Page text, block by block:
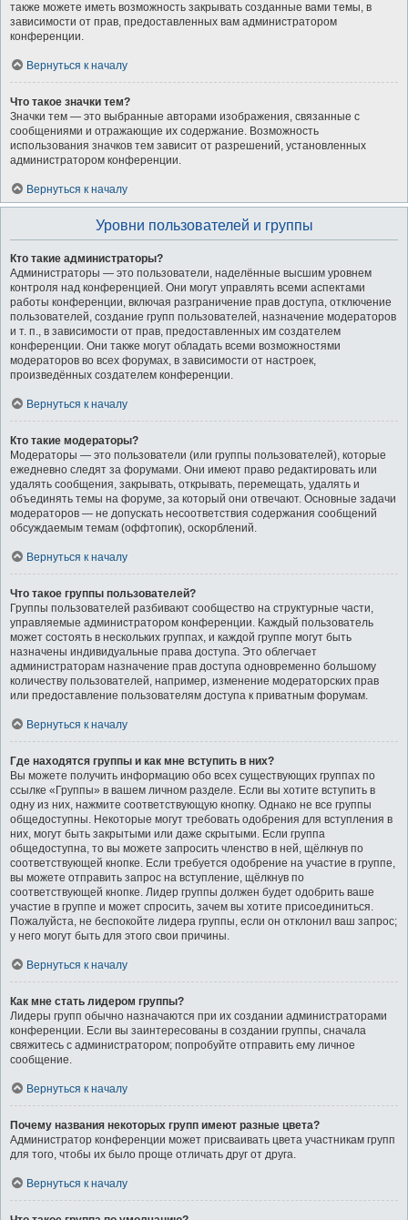
также можете иметь возможность закрывать созданные вами темы, в
зависимости от прав, предоставленных вам администратором
конференции.
Вернуться к началу
Что такое значки тем?
Значки тем — это выбранные авторами изображения, связанные с
сообщениями и отражающие их содержание. Возможность
использования значков тем зависит от разрешений, установленных
администратором конференции.
Вернуться к началу
Уровни пользователей и группы
Кто такие администраторы?
Администраторы — это пользователи, наделённые высшим уровнем
контроля над конференцией. Они могут управлять всеми аспектами
работы конференции, включая разграничение прав доступа, отключение
пользователей, создание групп пользователей, назначение модераторов
и т. п., в зависимости от прав, предоставленных им создателем
конференции. Они также могут обладать всеми возможностями
модераторов во всех форумах, в зависимости от настроек,
произведённых создателем конференции.
Вернуться к началу
Кто такие модераторы?
Модераторы — это пользователи (или группы пользователей), которые
ежедневно следят за форумами. Они имеют право редактировать или
удалять сообщения, закрывать, открывать, перемещать, удалять и
объединять темы на форуме, за который они отвечают. Основные задачи
модераторов — не допускать несоответствия содержания сообщений
обсуждаемым темам (оффтопик), оскорблений.
Вернуться к началу
Что такое группы пользователей?
Группы пользователей разбивают сообщество на структурные части,
управляемые администратором конференции. Каждый пользователь
может состоять в нескольких группах, и каждой группе могут быть
назначены индивидуальные права доступа. Это облегчает
администраторам назначение прав доступа одновременно большому
количеству пользователей, например, изменение модераторских прав
или предоставление пользователям доступа к приватным форумам.
Вернуться к началу
Где находятся группы и как мне вступить в них?
Вы можете получить информацию обо всех существующих группах по
ссылке «Группы» в вашем личном разделе. Если вы хотите вступить в
одну из них, нажмите соответствующую кнопку. Однако не все группы
общедоступны. Некоторые могут требовать одобрения для вступления в
них, могут быть закрытыми или даже скрытыми. Если группа
общедоступна, то вы можете запросить членство в ней, щёлкнув по
соответствующей кнопке. Если требуется одобрение на участие в группе,
вы можете отправить запрос на вступление, щёлкнув по
соответствующей кнопке. Лидер группы должен будет одобрить ваше
участие в группе и может спросить, зачем вы хотите присоединиться.
Пожалуйста, не беспокойте лидера группы, если он отклонил ваш запрос;
у него могут быть для этого свои причины.
Вернуться к началу
Как мне стать лидером группы?
Лидеры групп обычно назначаются при их создании администраторами
конференции. Если вы заинтересованы в создании группы, сначала
свяжитесь с администратором; попробуйте отправить ему личное
сообщение.
Вернуться к началу
Почему названия некоторых групп имеют разные цвета?
Администратор конференции может присваивать цвета участникам групп
для того, чтобы их было проще отличать друг от друга.
Вернуться к началу